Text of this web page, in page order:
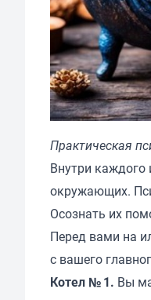
Практическая
Внутри каждого
окружающих.
Осознать их
Перед вами на
с вашего
Котел № 1. Вы